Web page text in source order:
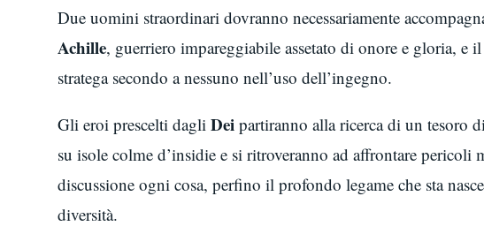
Due uomini straordinari dovranno necessariamente
Achille, guerriero impareggiabile assetato di onore e gloria, e
stratega secondo a nessuno nell’uso dell’ingegno.
Gli eroi prescelti dagli Dei partiranno alla ricerca di un tesoro
su isole colme d’insidie e si ritroveranno ad affrontare pericoli
discussione ogni cosa, perfino il profondo legame che sta
diversità.